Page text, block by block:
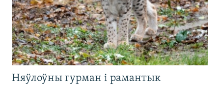
Няўлоўны гурман і рамантык